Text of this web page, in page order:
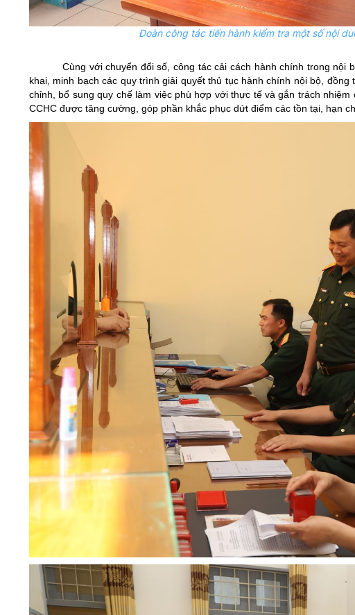
Đoàn công tác tiến hành kiểm tra một số nội
Cùng với chuyển đổi số, công tác cải cách hành chính trong
khai, minh bạch các quy trình giải quyết thủ tục hành chính nội bộ,
chỉnh, bổ sung quy chế làm việc phù hợp với thực tế và gắn trách
CCHC được tăng cường, góp phần khắc phục dứt điểm các tồn tại, hạn